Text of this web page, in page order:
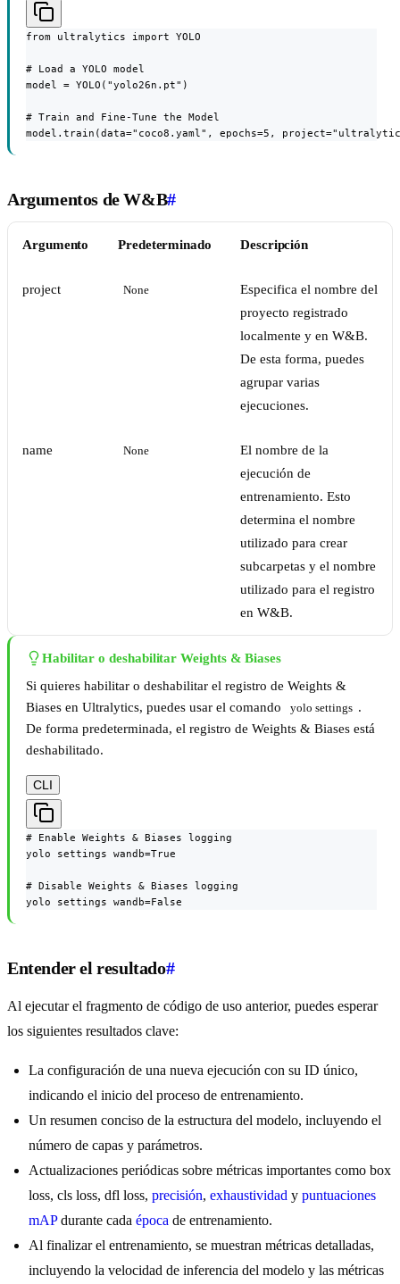
from ultralytics import YOLO
# Load a YOLO model
model = YOLO("yolo26n.pt")
# Train and Fine-Tune the Model
model.train(data="coco8.yaml", epochs=5,
Argumentos de W&B#
Argumento Predeterminado Descripción
project None
Especifica el nombre del
proyecto registrado
localmente y en W&B.
De esta forma, puedes
agrupar varias
ejecuciones.
name None
El nombre de la
ejecución de
entrenamiento. Esto
determina el nombre
utilizado para crear
subcarpetas y el nombre
utilizado para el registro
en W&B.
Habilitar o deshabilitar Weights & Biases
Si quieres habilitar o deshabilitar el registro de Weights &
Biases en Ultralytics, puedes usar el comando
yolo settings .
De forma predeterminada, el registro de Weights & Biases está
deshabilitado.
CLI
# Enable Weights & Biases logging
yolo settings wandb=True
# Disable Weights & Biases logging
yolo settings wandb=False
Entender el resultado#
Al ejecutar el fragmento de código de uso anterior, puedes esperar
los siguientes resultados clave:
La configuración de una nueva ejecución con su ID único,
indicando el inicio del proceso de entrenamiento.
Un resumen conciso de la estructura del modelo, incluyendo el
número de capas y parámetros.
Actualizaciones periódicas sobre métricas importantes como box
loss, cls loss, dfl loss, precisión, exhaustividad y puntuaciones
mAPdurante cada época de entrenamiento.
Al finalizar el entrenamiento, se muestran métricas detalladas,
incluyendo la velocidad de inferencia del modelo y las métricas